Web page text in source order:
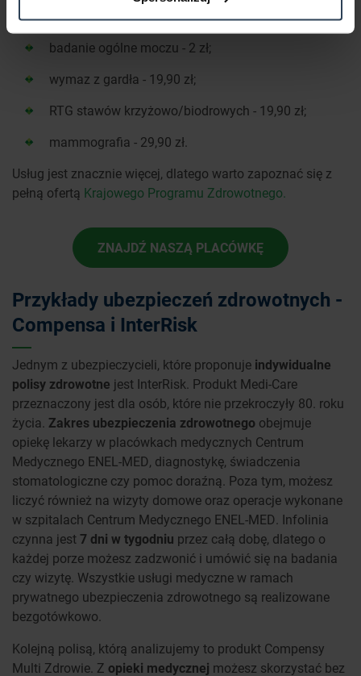
badanie pola widzenia - 29,90 zł;
badanie ogólne moczu - 2 zł;
wymaz z gardła - 19,90 zł;
RTG stawów krzyżowo/biodrowych - 19,90 zł;
mammografia - 29,90 zł.
Usług jest znacznie więcej, dlatego warto zapoznać się z
pełną ofertą Krajowego Programu Zdrowotnego.
ZNAJDŹ NASZĄ PLACÓWKĘ
Przykłady ubezpieczeń zdrowotnych -
Compensa i InterRisk
Jednym z ubezpieczycieli, które proponuje indywidualne
polisy zdrowotne jest InterRisk. Produkt Medi-Care
przeznaczony jest dla osób, które nie przekroczyły 80. roku
życia. Zakres ubezpieczenia zdrowotnego obejmuje
opiekę lekarzy w placówkach medycznych Centrum
Medycznego ENEL-MED, diagnostykę, świadczenia
stomatologiczne czy pomoc doraźną. Poza tym, możesz
liczyć również na wizyty domowe oraz operacje wykonane
w szpitalach Centrum Medycznego ENEL-MED. Infolinia
czynna jest7 dni w tygodniu przez całą dobę, dlatego o
każdej porze możesz zadzwonić i umówić się na badania
czy wizytę. Wszystkie usługi medyczne w ramach
prywatnego ubezpieczenia zdrowotnego są realizowane
bezgotówkowo.
Kolejną polisą, którą analizujemy to produkt Compensy
Multi Zdrowie. Z opieki medycznej możesz skorzystać bez